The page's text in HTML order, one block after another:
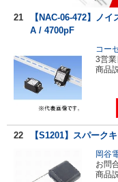
21
【NAC-06-472】ノ
A / 4700pF
コー
3営
商品
22 【S1201】スパーク
岡谷
お問
商品